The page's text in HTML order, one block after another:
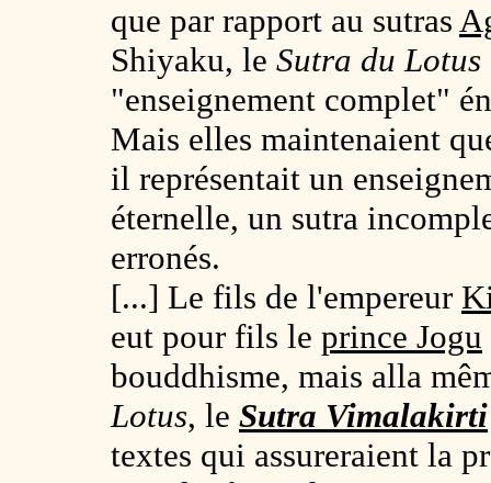
que par rapport au sutras
Shiyaku, le Sutra du Lotus
"enseignement complet"
Mais elles maintenaient
il représentait un
éternelle, un sutra
erronés.
[...] Le fils de l'empereur
eut pour fils le prince Jogu
bouddhisme, mais alla
Lotus, le Sutra Vimalakirti
textes qui assureraient la